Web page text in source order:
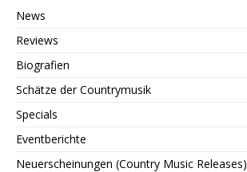
News
Reviews
Biografien
Schätze der Countrymusik
Specials
Eventberichte
Neuerscheinungen (Country Music Releases)